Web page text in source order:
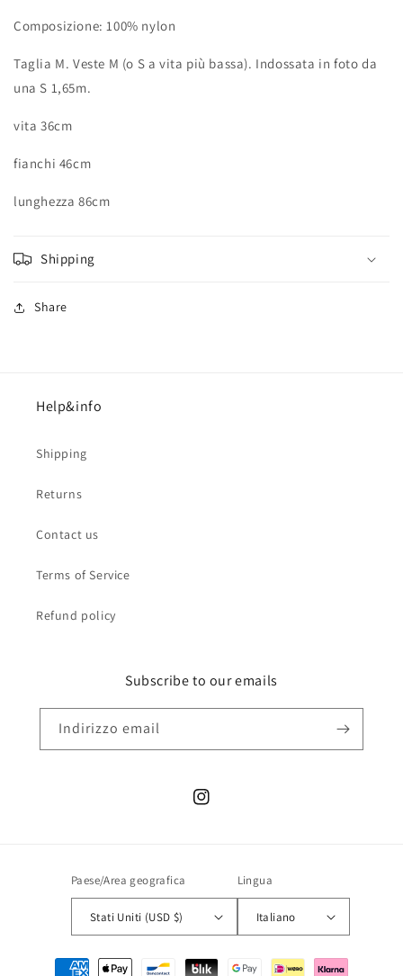
Composizione: 100% nylon
Taglia M. Veste M (o S a vita più bassa). Indossata in foto da
una S 1,65m.
vita 36cm
fianchi 46cm
lunghezza 86cm
Shipping
Share
Help&info
Shipping
Returns
Contact us
Terms of Service
Refund policy
Subscribe to our emails
Indirizzo email
Instagram
Paese/Area geografica
Stati Uniti (USD $)
Lingua
Italiano
Metodi